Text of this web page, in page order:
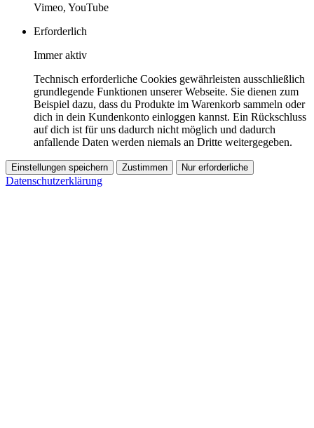
Vimeo, YouTube
Erforderlich
Immer aktiv
Technisch erforderliche Cookies gewährleisten ausschließlich
grundlegende Funktionen unserer Webseite. Sie dienen zum
Beispiel dazu, dass du Produkte im Warenkorb sammeln oder
dich in dein Kundenkonto einloggen kannst. Ein Rückschluss
auf dich ist für uns dadurch nicht möglich und dadurch
anfallende Daten werden niemals an Dritte weitergegeben.
Einstellungen speichern Zustimmen Nur erforderliche
Datenschutzerklärung